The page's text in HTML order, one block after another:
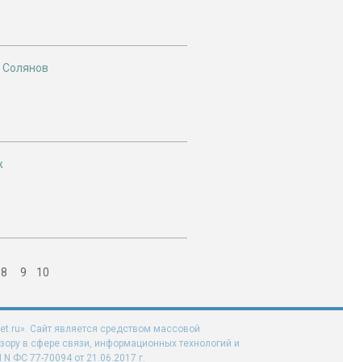
8 9 10
Сайт является средством массовой
в сфере связи, информационных технологий и
ФС 77-70094 от 21.06.2017 г.